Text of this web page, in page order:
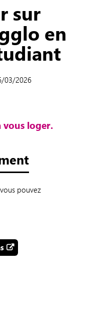
sur
en
03/2026
vous loger.
pouvez